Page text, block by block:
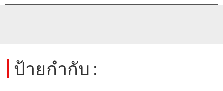
ป้ายกำกับ :